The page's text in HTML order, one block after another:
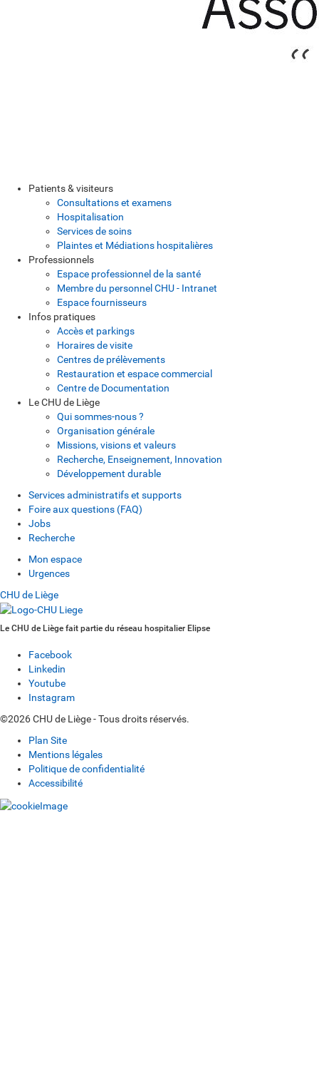
Patients & visiteurs
Consultations et examens
Hospitalisation
Services de soins
Plaintes et Médiations hospitalières
Professionnels
Espace professionnel de la santé
Membre du personnel CHU - Intranet
Espace fournisseurs
Infos pratiques
Accès et parkings
Horaires de visite
Centres de prélèvements
Restauration et espace commercial
Centre de Documentation
Le CHU de Liège
Qui sommes-nous ?
Organisation générale
Missions, visions et valeurs
Recherche, Enseignement, Innovation
Développement durable
Services administratifs et supports
Foire aux questions (FAQ)
Jobs
Recherche
Mon espace
Urgences
CHU de Liège
Le CHU de Liège fait partie du réseau hospitalier Elipse
Facebook
Linkedin
Youtube
Instagram
©2026 CHU de Liège - Tous droits réservés.
Plan Site
Mentions légales
Politique de confidentialité
Accessibilité